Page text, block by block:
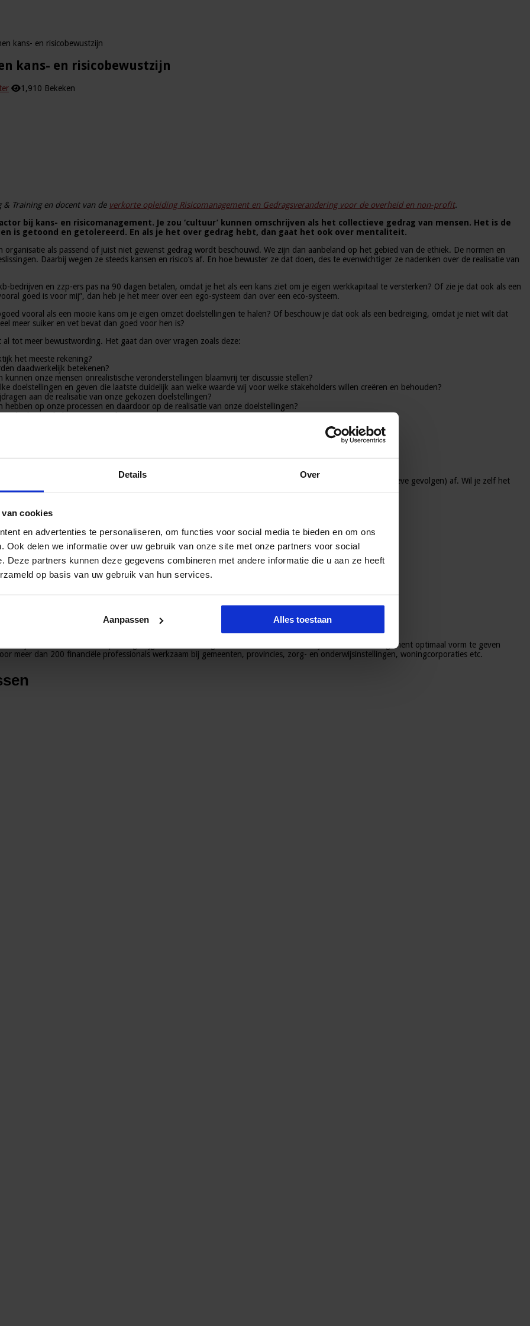
Details Over
cookies
en advertenties te personaliseren, om functies voor social media te bieden en om ons
Ook delen we informatie over uw gebruik van onze site met onze partners voor social
Deze partners kunnen deze gegevens combineren met andere informatie die u aan ze heeft
op basis van uw gebruik van hun services.
Aanpassen Alles toestaan
kans- en risicobewustzijn
kans- en risicobewustzijn
1,910 Bekeken
Training en docent van de verkorte opleiding Risicomanagement en Gedragsverandering voor de overheid en non-profit.
bij kans- en risicomanagement. Je zou ‘cultuur’ kunnen omschrijven als het collectieve gedrag van mensen. Het is de
is getoond en getolereerd. En als je het over gedrag hebt, dan gaat het ook over mentaliteit.
als passend of juist niet gewenst gedrag wordt beschouwd. We zijn dan aanbeland op het gebied van de ethiek. De normen en
Daarbij wegen ze steeds kansen en risico’s af. En hoe bewuster ze dat doen, des te evenwichtiger ze nadenken over de realisatie van
bedrijven en zzp-ers pas na 90 dagen betalen, omdat je het als een kans ziet om je eigen werkkapitaal te versterken? Of zie je dat ook als een
goed is voor mij”, dan heb je het meer over een ego-systeem dan over een eco-systeem.
vooral als een mooie kans om je eigen omzet doelstellingen te halen? Of beschouw je dat ook als een bedreiging, omdat je niet wilt dat
meer suiker en vet bevat dan goed voor hen is?
tot meer bewustwording. Het gaat dan over vragen zoals deze:
het meeste rekening?
daadwerkelijk betekenen?
onze mensen onrealistische veronderstellingen blaamvrij ter discussie stellen?
doelstellingen en geven die laatste duidelijk aan welke waarde wij voor welke stakeholders willen creëren en behouden?
aan de realisatie van onze gekozen doelstellingen?
op onze processen en daardoor op de realisatie van onze doelstellingen?
kaders en beheersmaatregelen?
en werkstandaarden?
belangrijke wijzigingen in onze kansrijkheid en risicoblootstelling te signaleren?
kansen beter kunnen benutten en onze risico’s beter kunnen beheersen?
en beweeglijkheid?
inzicht in onze kansrijkheid en de risicoblootstelling?
wegen we daarbij steeds kansen (met bijbehorende positieve gevolgen) en risico’s (met bijbehorende negatieve gevolgen) af. Wil je zelf het
om dan de bovenstaande vragen regelmatig aan de orde te stellen.
voor de overheid en non-profit
Tijdens deze intensieve opleiding krijgt u binnen 5 dagen alle kennis die noodzakelijk is om risicomanagement optimaal vorm te geven
meer dan 200 financiële professionals werkzaam bij gemeenten, provincies, zorg- en onderwijsinstellingen, woningcorporaties etc.